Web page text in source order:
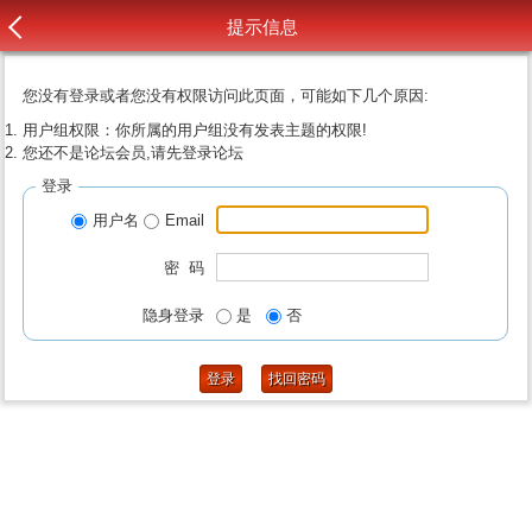
提示信息
您没有登录或者您没有权限访问此页面，可能如下几个原因:
用户组权限：你所属的用户组没有发表主题的权限!
您还不是论坛会员,请先登录论坛
登录
用户名
Email
密 码
隐身登录 是 否